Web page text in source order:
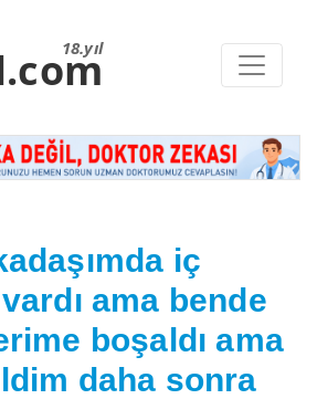
18.yıl
iç
vardı ama bende
boşaldı ama
daha sonra